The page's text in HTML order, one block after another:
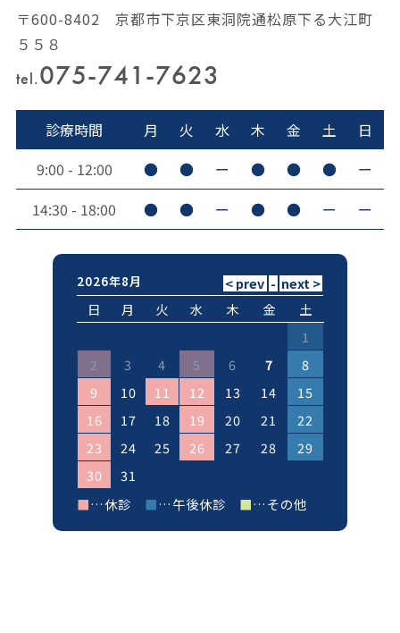
〒600-8402 京都市下京区東洞院通松原下る大江町
５５８
tel.075-741-7623
診療時間 月 火 水 木 金 土
日
9:00 - 12:00
● ● ー ● ● ●
ー
14:30 - 18:00
● ● ー ● ● ー ー
2026年8月
日 月 火 水 木 金
土
1
2
3 4 5 6 7
8
9
10 11 12 13 14
15
16
17 18 19 20 21
22
23
24 25 26 27 28
29
30
31
■…休診 ■…午後休診 ■…その他